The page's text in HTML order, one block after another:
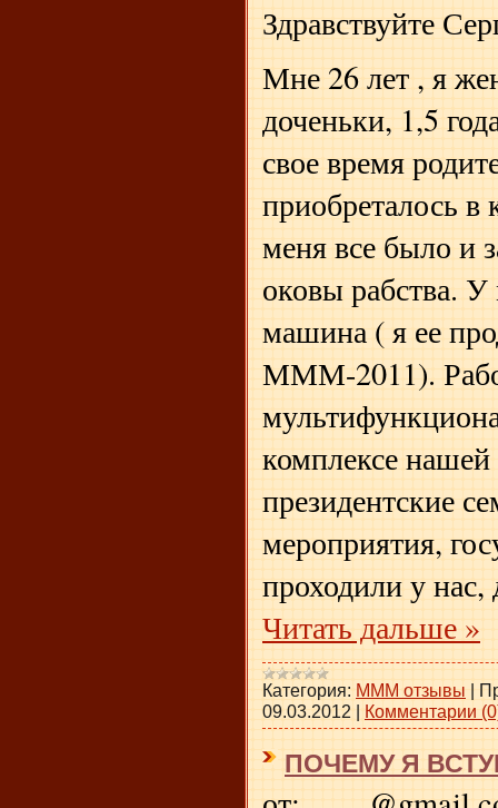
Здравствуйте
Мне 26 лет , я
доченьки, 1,5
свое время
приобреталось в
меня все было и
оковы рабства.
машина ( я ее
МММ-2011).
комплексе
президентские
мероприятия,
проходили у
Читать дальше »
Категория: МММ отзывы |
09.03.2012 | Комментарии
ПОЧЕМУ Я